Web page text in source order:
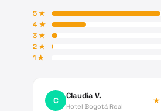
5★
4★
3★
2★
1★
C Claudia V.
Hotel Bogotá Real